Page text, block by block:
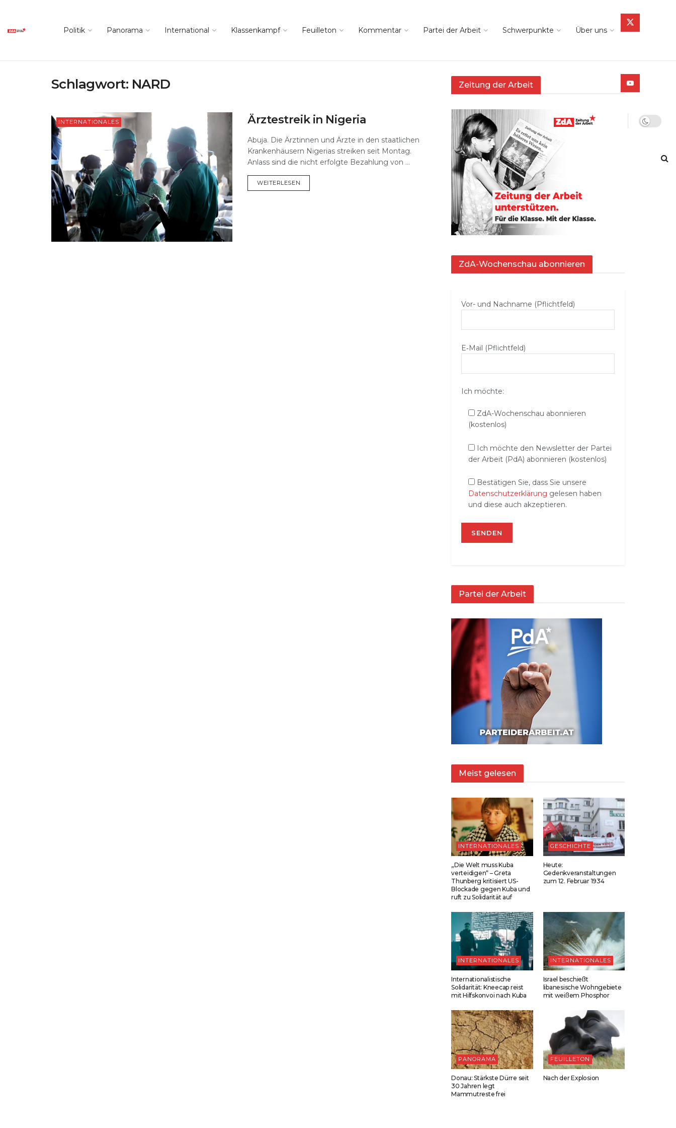
Politik Panorama International Klassenkampf Feuilleton Kommentar Partei der Arbeit Schwerpunkte Über uns
Schlagwort: NARD
INTERNATIONALES Ärztestreik in Nigeria
Abuja. Die Ärztinnen und Ärzte in den staatlichen
Krankenhäusern Nigerias streiken seit Montag.
Anlass sind die nicht erfolgte Bezahlung von ...
WEITERLESEN
Zeitung der Arbeit
ZdA-Wochenschau abonnieren
Vor- und Nachname (Pflichtfeld)
E‑Mail (Pflichtfeld)
Ich möchte:
ZdA-Wochenschau abonnieren
(kostenlos)
Ich möchte den Newsletter der Partei
der Arbeit (PdA) abonnieren (kostenlos)
Bestätigen Sie, dass Sie unsere
Datenschutzerklärung gelesen haben
und diese auch akzeptieren.
Partei der Arbeit
Meist gelesen
INTERNATIONALES
„Die Welt muss Kuba
verteidigen“ – Greta
Thunberg kritisiert US-
Blockade gegen Kuba und
ruft zu Solidarität auf
GESCHICHTE
Heute:
Gedenkveranstaltungen
zum 12. Februar 1934
INTERNATIONALES
Internationalistische
Solidarität: Kneecap reist
mit Hilfskonvoi nach Kuba
INTERNATIONALES
Israel beschießt
libanesische Wohngebiete
mit weißem Phosphor
PANORAMA
Donau: Stärkste Dürre seit
30 Jahren legt
Mammutreste frei
FEUILLETON
Nach der Explosion